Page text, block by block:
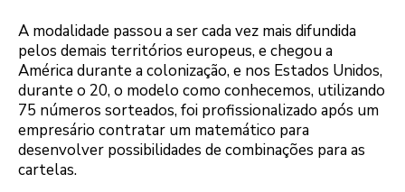
A modalidade passou a ser cada vez mais difundida
pelos demais territórios europeus, e chegou a
América durante a colonização, e nos Estados Unidos,
durante o 20, o modelo como conhecemos, utilizando
75 números sorteados, foi profissionalizado após um
empresário contratar um matemático para
desenvolver possibilidades de combinações para as
cartelas.